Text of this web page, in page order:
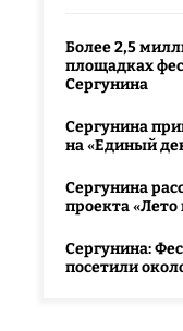
Более 2,5
площадках
Сергунина
Сергунина
на «Единый
Сергунина
проекта «Лето
Сергунина:
посетили